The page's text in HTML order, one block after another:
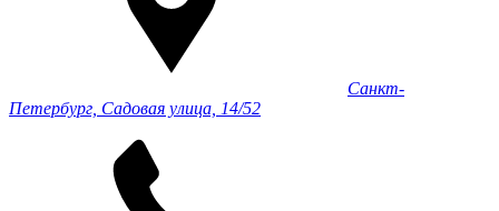
Санкт-
Петербург, Садовая улица, 14/52